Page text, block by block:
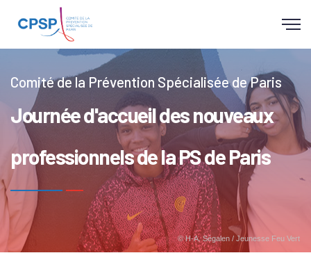
Panneau de gestion des cookies
Comité de la Prévention Spécialisée de Paris
Journée d'accueil des nouveaux
professionnels de la PS de Paris
© H-A. Ségalen / Jeunesse Feu Vert